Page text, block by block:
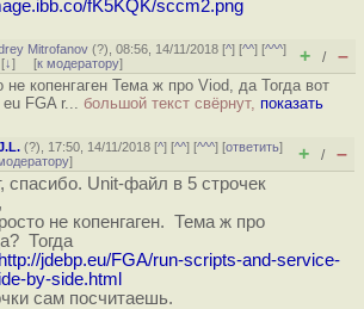
fK5KQK/sccm2.png
Mitrofanov (?), 08:56, 14/11/2018 [^] [^^] [^^^]
[↓] [к модератору] + / –
не копенгаген Тема ж про Viod, да Тогда вот
FGA r... большой текст свёрнут, показать
(?), 17:50, 14/11/2018 [^] [^^] [^^^] [ответить]
] + / –
спасибо. Unit-файл в 5 строчек
не копенгаген. Тема ж про
Тогда
http://jdebp.eu/FGA/run-scripts-and-service-
by-side.html
сам посчитаешь.